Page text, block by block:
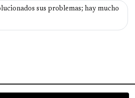
sus problemas; hay mucho